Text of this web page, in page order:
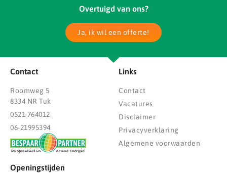
Overtuigd van ons?
Ja, ik wil een offerte!
Contact
Roomweg 5
8334 NR Tuk
0521-764012
06-21995394
Links
Contact
Vacatures
Disclaimer
Privacyverklaring
Algemene voorwaarden
Openingstijden